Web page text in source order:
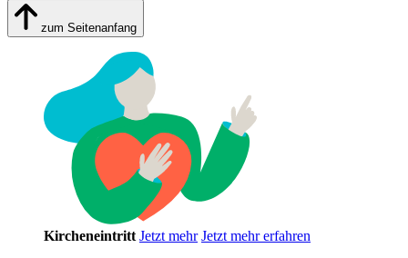
zum Seitenanfang
Kircheneintritt Jetzt mehr Jetzt mehr erfahren